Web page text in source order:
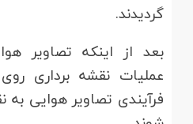
گردیدند.
بعد از اینکه تصاویر
عملیات نقشه برداری
فرآیندی تصاویر هوایی